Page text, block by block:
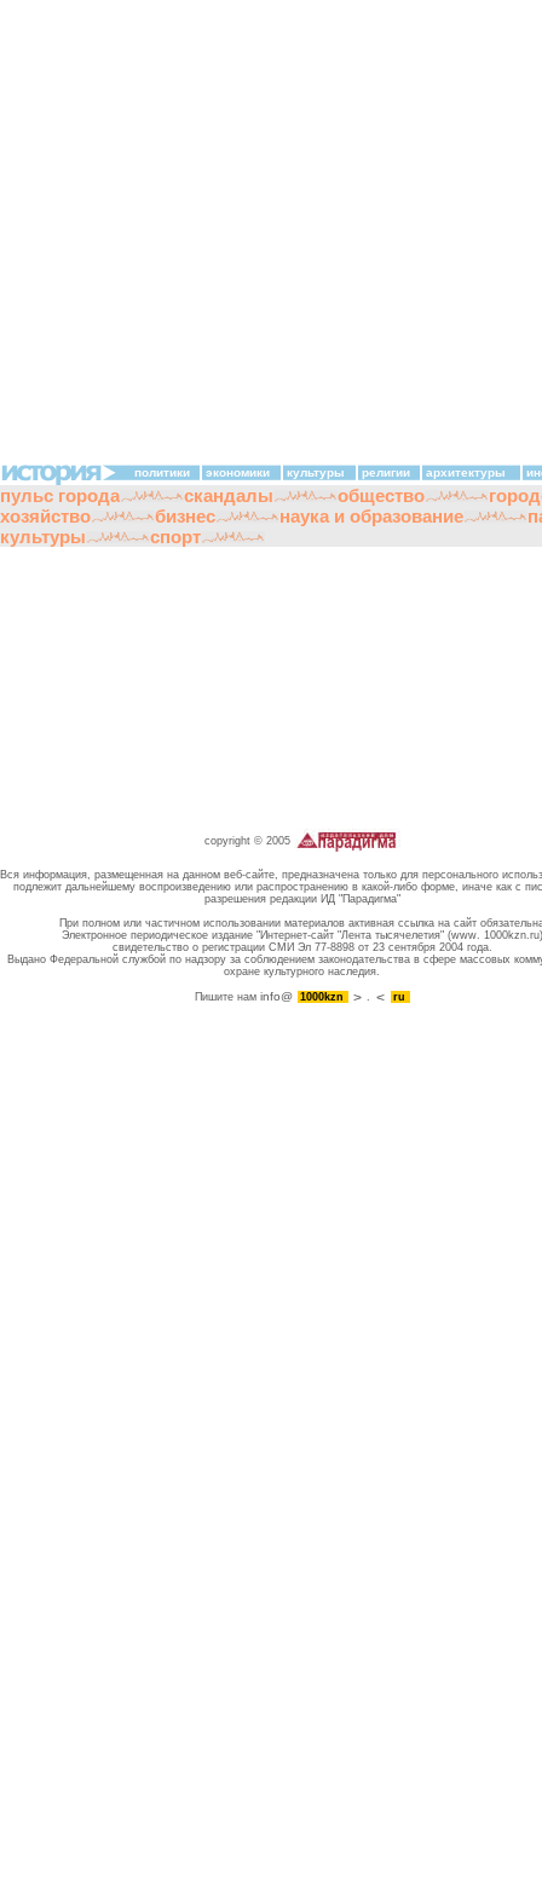
политики экономики культуры религии архитектуры
пульс города скандалы общество
хозяйство
бизнес наука и образование
культуры
спорт
copyright © 2005
Вся информация, размещенная на данном веб-сайте, предназначена только для персонального
подлежит дальнейшему воспроизведению или распространению в какой-либо форме, иначе как с
разрешения редакции ИД "Парадигма"
При полном или частичном использовании материалов активная ссылка на сайт
Электронное периодическое издание "Интернет-сайт "Лента тысячелетия" (www. 1000kzn.ru)
свидетельство о регистрации СМИ Эл 77-8898 от 23 сентября 2004 года.
Выдано Федеральной службой по надзору за соблюдением законодательства в сфере массовых
охране культурного наследия.
Пишите намinfo@ 1000kzn . ru